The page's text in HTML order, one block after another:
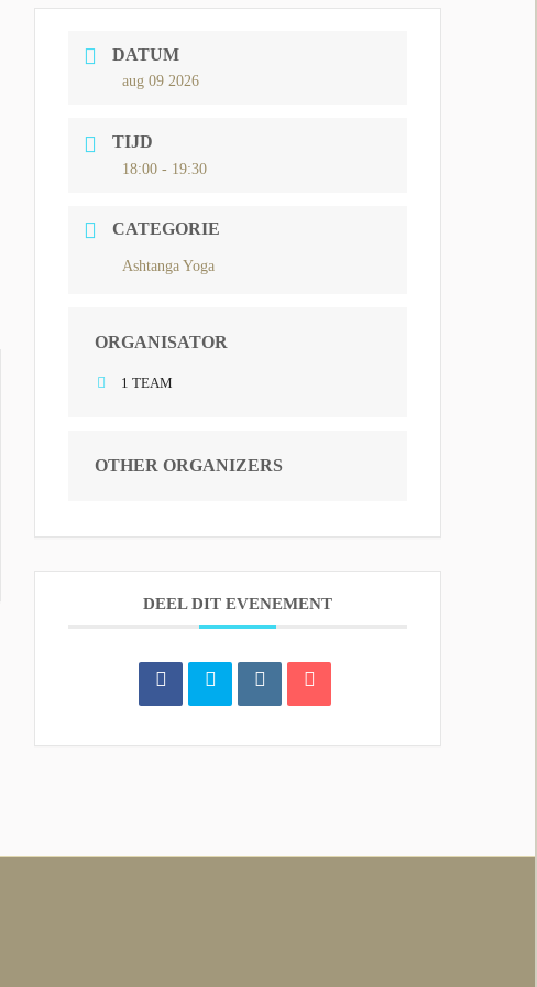
DATUM
aug 09 2026
TIJD
18:00 - 19:30
CATEGORIE
Ashtanga Yoga
ORGANISATOR
1 TEAM
OTHER ORGANIZERS
DEEL DIT EVENEMENT